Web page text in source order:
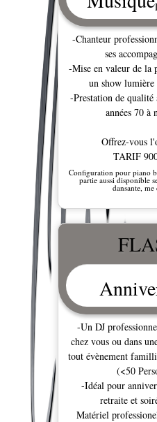
-Chanteur
ses
-Mise en valeur de la
un show lumière
-Prestation de qualité
années 70 à
Offrez-vous
TARIF
Configuration pour piano
partie aussi disponible
dansante,
-Un DJ
chez vous ou dans
tout évènement
(<50
-Idéal pour
retraite et
Matériel